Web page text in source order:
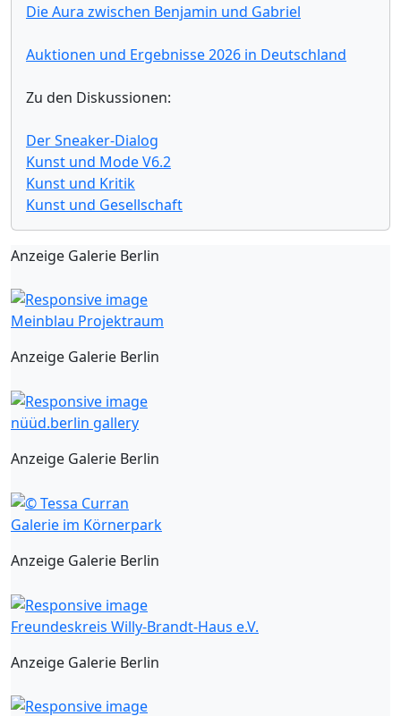
Die Aura zwischen Benjamin und Gabriel
Auktionen und Ergebnisse 2026 in Deutschland
Zu den Diskussionen:
Der Sneaker-Dialog
Kunst und Mode V6.2
Kunst und Kritik
Kunst und Gesellschaft
Anzeige Galerie Berlin
Meinblau Projektraum
Anzeige Galerie Berlin
nüüd.berlin gallery
Anzeige Galerie Berlin
Galerie im Körnerpark
Anzeige Galerie Berlin
Freundeskreis Willy-Brandt-Haus e.V.
Anzeige Galerie Berlin